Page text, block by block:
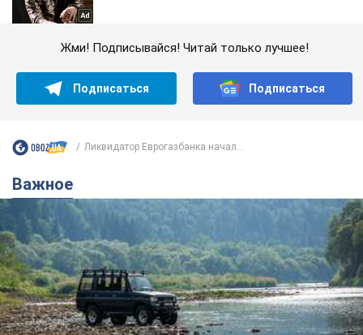
Жми! Подписывайся! Читай только лучшее!
Подписаться Подписаться
Ликвидатор Еврогазбанка начал...
Важное